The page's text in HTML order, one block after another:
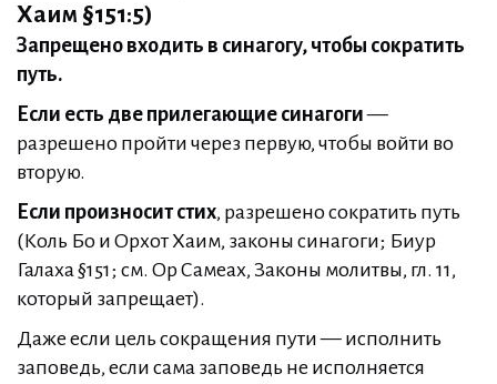
Хаим §151:5)
Запрещено входить в синагогу, чтобы сократить
путь.
Если есть две прилегающие синагоги—
разрешено пройти через первую, чтобы войти во
вторую.
Если произносит стих, разрешено сократить путь
(Коль Бо и Орхот Хаим, законы синагоги; Биур
Галаха §151; см. Ор Самеах, Законы молитвы, гл. 11,
который запрещает).
Даже если цель сокращения пути — исполнить
заповедь, если сама заповедь не исполняется